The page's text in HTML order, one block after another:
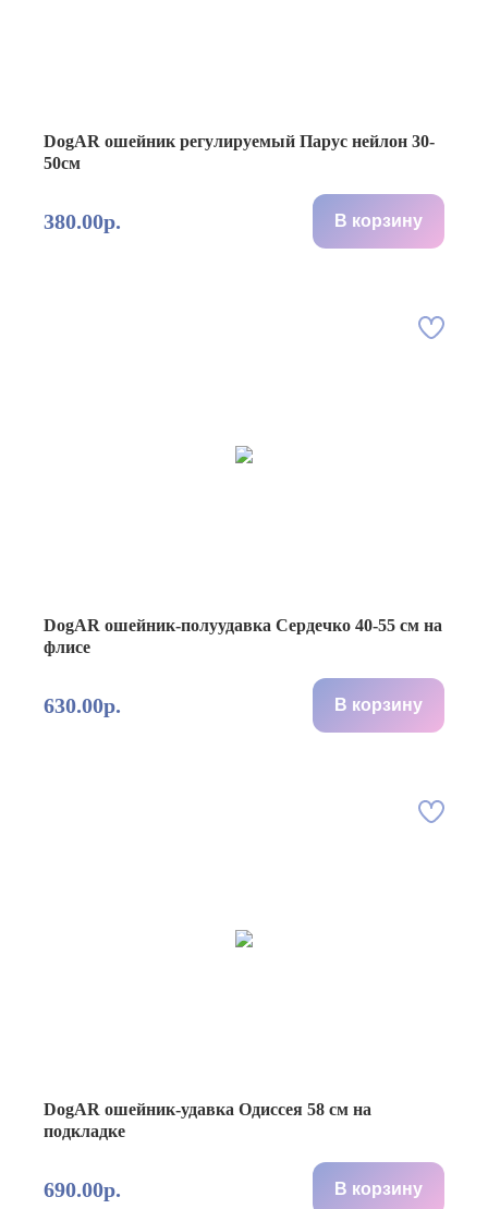
DogAR ошейник регулируемый Парус нейлон 30-
50см
380.00р. В корзину
DogAR ошейник-полуудавка Сердечко 40-55 см на
флисе
630.00р. В корзину
DogAR ошейник-удавка Одиссея 58 см на
подкладке
690.00р. В корзину